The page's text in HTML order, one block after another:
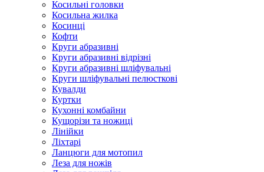
Косильні головки
Косильна жилка
Косинці
Кофти
Круги абразивні
Круги абразивні відрізні
Круги абразивні шліфувальні
Круги шліфувальні пелюсткові
Кувалди
Куртки
Кухонні комбайни
Кущорізи та ножиці
Лінійки
Ліхтарі
Ланцюги для мотопил
Леза для ножів